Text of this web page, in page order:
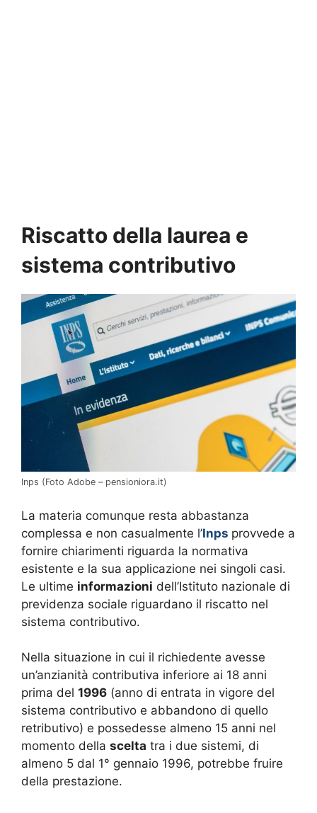
Riscatto della laurea e
sistema contributivo
Inps (Foto Adobe – pensioniora.it)
La materia comunque resta abbastanza
complessa e non casualmente l’Inps provvede a
fornire chiarimenti riguarda la normativa
esistente e la sua applicazione nei singoli casi.
Le ultime informazioni dell’Istituto nazionale di
previdenza sociale riguardano il riscatto nel
sistema contributivo.
Nella situazione in cui il richiedente avesse
un’anzianità contributiva inferiore ai 18 anni
prima del 1996 (anno di entrata in vigore del
sistema contributivo e abbandono di quello
retributivo) e possedesse almeno 15 anni nel
momento della scelta tra i due sistemi, di
almeno 5 dal 1° gennaio 1996, potrebbe fruire
della prestazione.